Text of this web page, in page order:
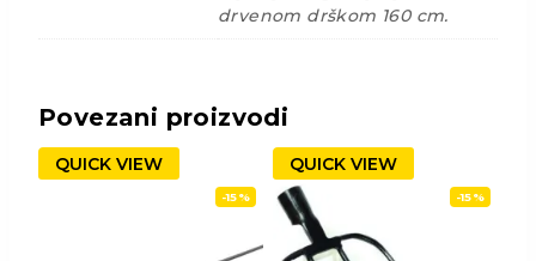
drvenom drškom 160 cm.
Povezani proizvodi
QUICK VIEW
-15%
QUICK VIEW
-15%